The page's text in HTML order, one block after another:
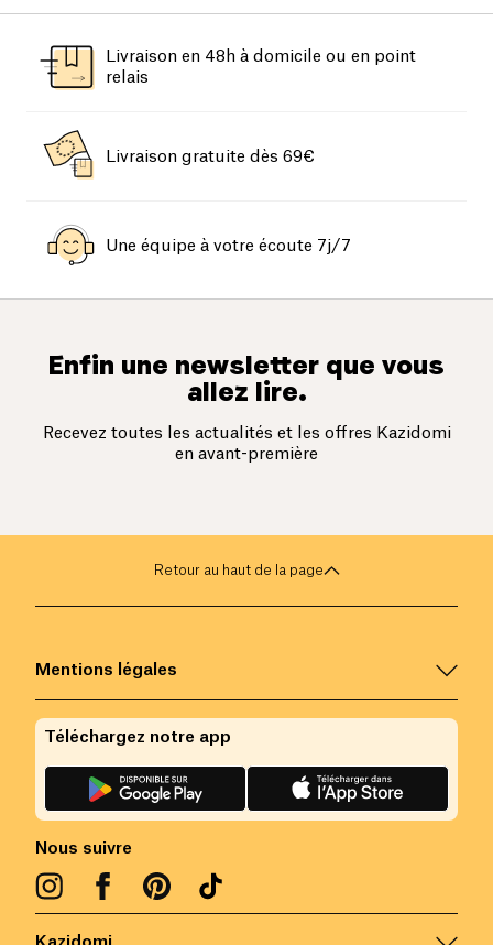
Livraison en 48h à domicile ou en point
relais
Livraison gratuite dès 69€
Une équipe à votre écoute 7j/7
Enfin une newsletter que vous
allez lire.
Recevez toutes les actualités et les offres Kazidomi
en avant-première
Retour au haut de la page
Mentions légales
Nous suivre
Téléchargez notre app